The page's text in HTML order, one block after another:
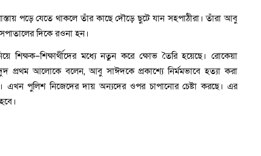
পড়ে যেতে থাকলে তাঁর কাছে দৌড়ে ছুটে যান সহপাঠীরা। তাঁরা আবু
দিকে রওনা হন।
মধ্যে নতুন করে ক্ষোভ তৈরি হয়েছে। রোকেয়া
প্রথম আলোকে বলেন, আবু সাঈদকে প্রকাশ্যে নির্মমভাবে হত্যা করা
এখন পুলিশ নিজেদের দায় অন্যদের ওপর চাপানোর চেষ্টা করছে। এর